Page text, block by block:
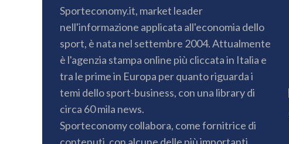
Sporteconomy.it, market leader
nell'informazione applicata all'economia dello
sport, è nata nel settembre 2004. Attualmente
è l'agenzia stampa online più cliccata in Italia e
tra le prime in Europa per quanto riguarda i
temi dello sport-business, con una library di
circa 60 mila news.
Sporteconomy collabora, come fornitrice di